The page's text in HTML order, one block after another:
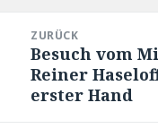
ZURÜCK
Vorheriger
Beitrag:
Besuch vom
Reiner
erster Hand